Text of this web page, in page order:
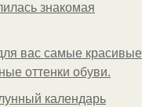
знакомая
вас самые красивые
оттенки обуви.
календарь